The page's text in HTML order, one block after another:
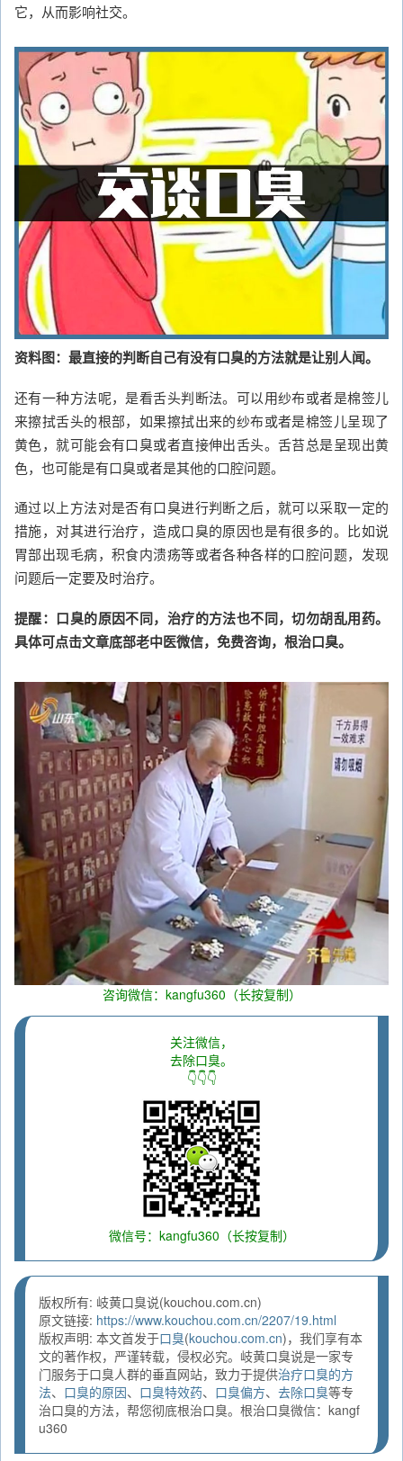
它，从而影响社交。
资料图：最直接的判断自己有没有口臭的方法就是让别人闻。
还有一种方法呢，是看舌头判断法。可以用纱布或者是棉签儿
来擦拭舌头的根部，如果擦拭出来的纱布或者是棉签儿呈现了
黄色，就可能会有口臭或者直接伸出舌头。舌苔总是呈现出黄
色，也可能是有口臭或者是其他的口腔问题。
通过以上方法对是否有口臭进行判断之后，就可以采取一定的
措施，对其进行治疗，造成口臭的原因也是有很多的。比如说
胃部出现毛病，积食内溃疡等或者各种各样的口腔问题，发现
问题后一定要及时治疗。
提醒：口臭的原因不同，治疗的方法也不同，切勿胡乱用药。
具体可点击文章底部老中医微信，免费咨询，根治口臭。
咨询微信：kangfu360（长按复制）
关注微信，
去除口臭。
👇👇👇
微信号：kangfu360（长按复制）
版权所有: 岐黄口臭说(kouchou.com.cn)
原文链接: https://www.kouchou.com.cn/2207/19.html
版权声明: 本文首发于口臭(kouchou.com.cn)，我们享有本
文的著作权，严谨转载，侵权必究。岐黄口臭说是一家专
门服务于口臭人群的垂直网站，致力于提供治疗口臭的方
法、 口臭的原因、 口臭特效药、 口臭偏方、 去除口臭等专
治口臭的方法，帮您彻底根治口臭。根治口臭微信：kangf
u360